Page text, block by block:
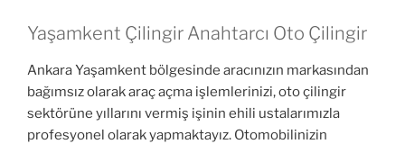
Yaşamkent Çilingir Anahtarcı Oto Çilingir
Ankara Yaşamkent bölgesinde aracınızın markasından
bağımsız olarak araç açma işlemlerinizi, oto çilingir
sektörüne yıllarını vermiş işinin ehili ustalarımızla
profesyonel olarak yapmaktayız. Otomobilinizin